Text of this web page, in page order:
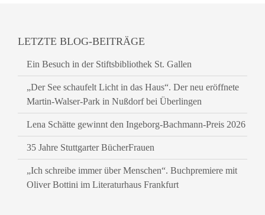
LETZTE BLOG-BEITRÄGE
Ein Besuch in der Stiftsbibliothek St. Gallen
„Der See schaufelt Licht in das Haus“. Der neu eröffnete
Martin-Walser-Park in Nußdorf bei Überlingen
Lena Schätte gewinnt den Ingeborg-Bachmann-Preis 2026
35 Jahre Stuttgarter BücherFrauen
„Ich schreibe immer über Menschen“. Buchpremiere mit
Oliver Bottini im Literaturhaus Frankfurt